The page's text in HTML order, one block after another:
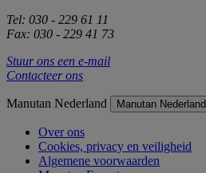
Tel: 030 - 229 61 11
Fax: 030 - 229 41 73
Stuur ons een e-mail
Contacteer ons
Manutan Nederland Manutan Nederland
Over ons
Cookies, privacy en veiligheid
Algemene voorwaarden